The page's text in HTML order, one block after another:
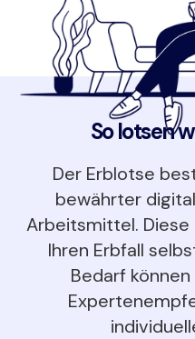
So lotsen
Der Erblotse
bewährter
Arbeitsmittel. Diese
Ihren Erbfall
Bedarf